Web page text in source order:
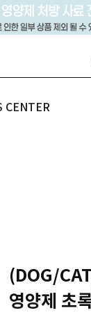
CENTER
(DOG/
영양제 초